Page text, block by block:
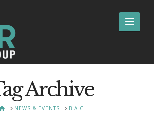
Archive
HOMENEWS & EVENTS BIA C